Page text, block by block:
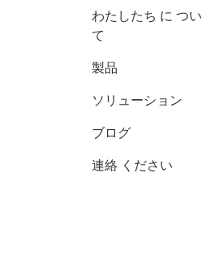
わたしたち に つい
て
製品
ソリューション
ブログ
連絡 ください